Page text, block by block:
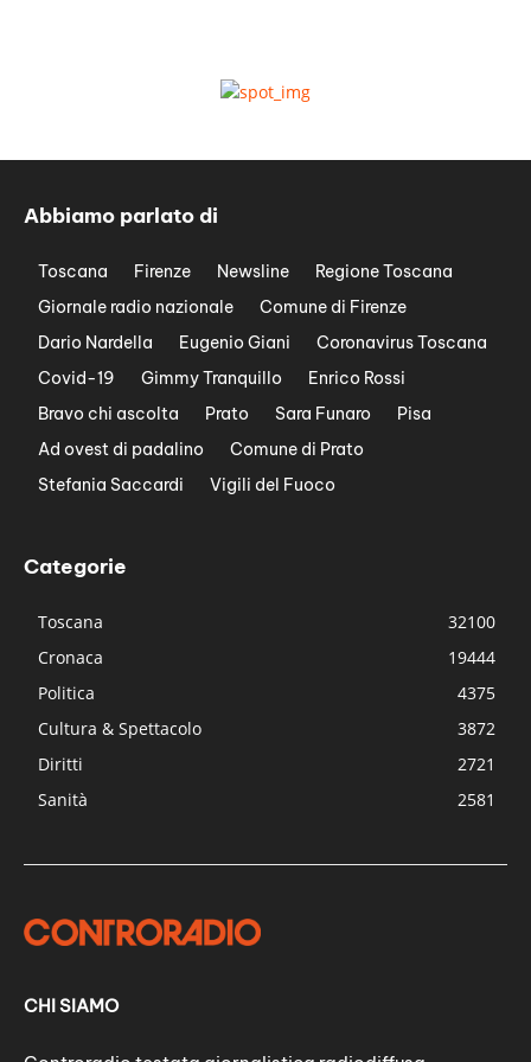
Abbiamo parlato di
Toscana Firenze Newsline
Regione Toscana
Giornale radio nazionale
Comune di Firenze
Dario Nardella
Eugenio Giani
Coronavirus Toscana
Covid-19
Gimmy Tranquillo
Enrico Rossi
Bravo chi ascolta
Prato Sara Funaro
Pisa
Ad ovest di padalino
Comune di Prato
Stefania Saccardi
Vigili del Fuoco
Categorie
Toscana
32100
Cronaca
19444
Politica
4375
Cultura & Spettacolo
3872
Diritti
2721
Sanità
2581
CHI SIAMO